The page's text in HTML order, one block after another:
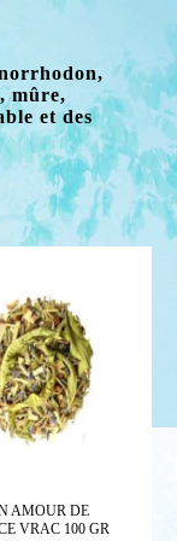
mûre,
et des
AMOUR DE
VRAC 100 GR